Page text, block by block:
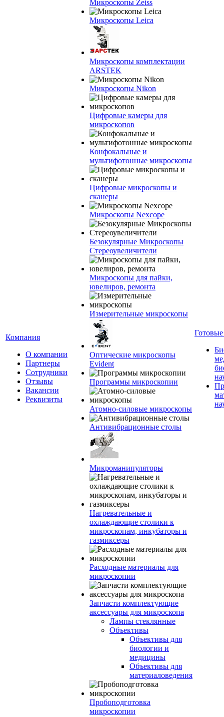
Компания
О компании
Партнеры
Сотрудники
Отзывы
Вакансии
Реквизиты
Микроскопы Zeiss
Микроскопы Leica
Микроскопы комплектации
ARSTEK
Микроскопы Nikon
Цифровые камеры для
микроскопов
Конфокальные и
мультифотонные микроскопы
Цифровые микроскопы и
сканеры
Микроскопы Nexcope
Безокулярные Микроскопы
Стереоувеличители
Микроскопы для пайки,
ювелиров, ремонта
Измерительные микроскопы
Оптические микроскопы
Evident
Программы микроскопии
Атомно-силовые микроскопы
Антивибрационные столы
Микроманипуляторы
Нагревательные и
охлаждающие столики к
микроскопам, инкубаторы и
газмиксеры
Расходные материалы для
микроскопии
Запчасти комплектующие
аксессуары для микроскопа
Лампы стеклянные
Объективы
Объективы для
биологии и
медицины
Объективы для
материаловедения
Пробоподготовка
микроскопии